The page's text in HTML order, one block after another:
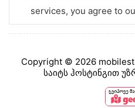
services, you agree to
Copyright © 2026
საიტს ჰოსტინგით